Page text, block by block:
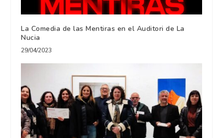
La Comedia de las Mentiras en el Auditori de La
Nucia
29/04/2023